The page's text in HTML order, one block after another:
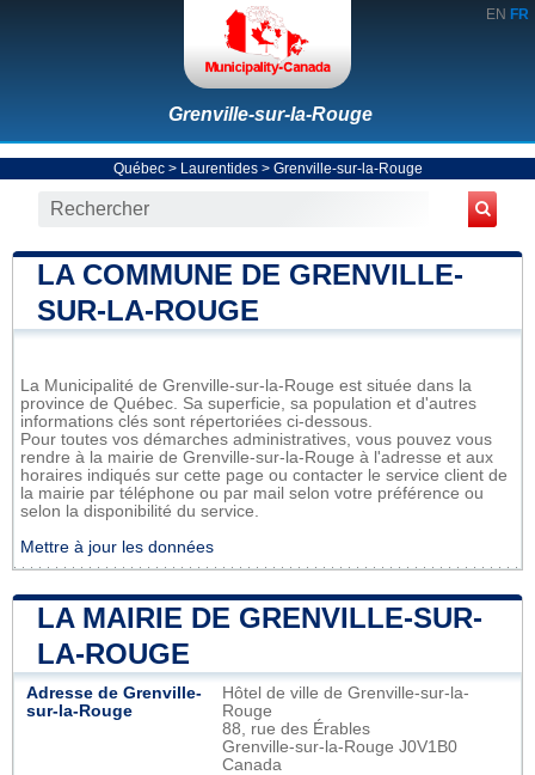
EN FR
Grenville-sur-la-Rouge
Québec> Laurentides> Grenville-sur-la-Rouge
LA COMMUNE DE GRENVILLE-
SUR-LA-ROUGE
La Municipalité de Grenville-sur-la-Rouge est située dans la
province de Québec. Sa superficie, sa population et d'autres
informations clés sont répertoriées ci-dessous.
Pour toutes vos démarches administratives, vous pouvez vous
rendre à la mairie de Grenville-sur-la-Rouge à l'adresse et aux
horaires indiqués sur cette page ou contacter le service client de
la mairie par téléphone ou par mail selon votre préférence ou
selon la disponibilité du service.
Mettre à jour les données
LA MAIRIE DE GRENVILLE-SUR-
LA-ROUGE
Adresse de Grenville-
sur-la-Rouge
Hôtel de ville de Grenville-sur-la-
Rouge
88, rue des Érables
Grenville-sur-la-Rouge J0V1B0
Canada